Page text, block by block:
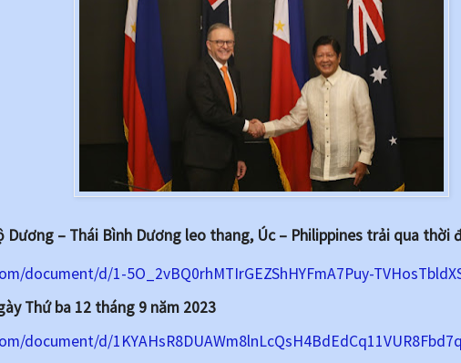
Dương – Thái Bình Dương leo thang, Úc – Philippines trải qua thời
document/d/1-5O_2vBQ0rhMTIrGEZShHYFmA7Puy-
Thứ ba 12 tháng 9 năm 2023
document/d/